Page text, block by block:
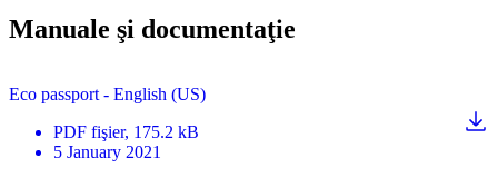
Manuale şi documentaţie
Eco passport - English (US)
PDF fişier, 175.2 kB
5 January 2021